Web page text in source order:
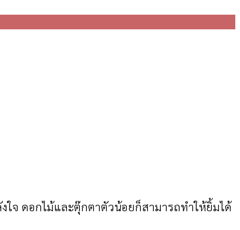
ใจ ดอกไม้และตุ๊กตาตัวน้อยก็สามารถทำให้ยิ้มได้